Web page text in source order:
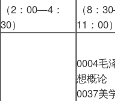
（2：00—4：
30）
（8：30—
11：00
0004毛泽
想概论
0037美